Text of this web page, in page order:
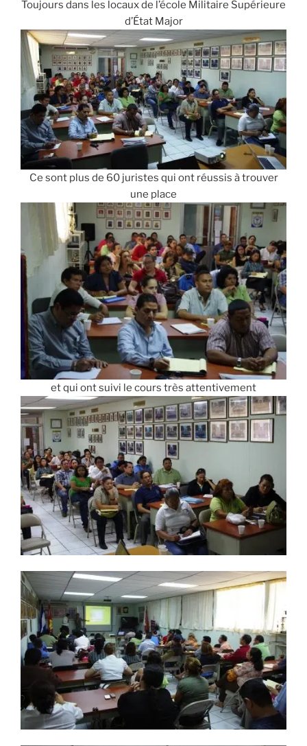
Toujours dans les locaux de l’école Militaire Supérieure
d’État Major
Ce sont plus de 60 juristes qui ont réussis à trouver
une place
et qui ont suivi le cours très attentivement